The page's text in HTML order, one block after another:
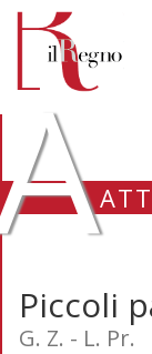
Piccoli
G. Z. - L. Pr.